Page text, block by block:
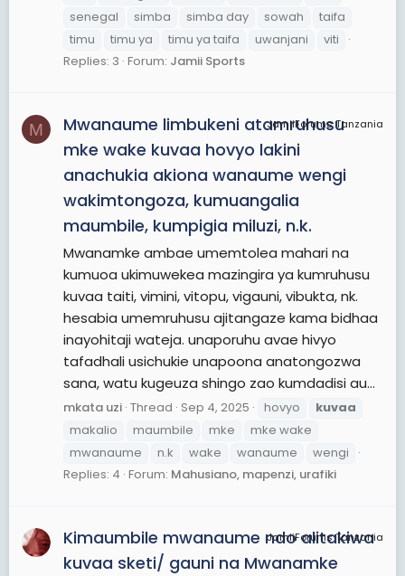
senegal
simba simba day sowah
taifa
timu
timu ya timu ya taifa uwanjani
viti
Replies: 3 Forum: Jamii Sports
M JamiiForums Tanzania
Mwanaume limbukeni atamruhusu
mke wake kuvaa hovyo lakini
anachukia akiona wanaume wengi
wakimtongoza, kumuangalia
maumbile, kumpigia miluzi, n.k.
Mwanamke ambae umemtolea mahari na
kumuoa ukimuwekea mazingira ya kumruhusu
kuvaa taiti, vimini, vitopu, vigauni, vibukta, nk.
hesabia umemruhusu ajitangaze kama bidhaa
inayohitaji wateja. unaporuhu avae hivyo
tafadhali usichukie unapoona anatongozwa
sana, watu kugeuza shingo zao kumdadisi au...
mkata uzi Thread Sep 4, 2025 hovyo
kuvaa
makalio
maumbile mke
mke wake
mwanaume
n.k wake wanaume
wengi
Replies: 4 Forum: Mahusiano, mapenzi, urafiki
JamiiForums Tanzania
Kimaumbile mwanaume ndo alitakiwa
kuvaa sketi/ gauni na Mwanamke